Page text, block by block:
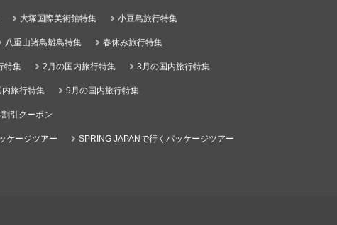
大塚国際美術館特集 小豆島旅行特集
八重山諸島離島特集 春休み旅行特集
特集 2月の国内旅行特集 3月の国内旅行特集
旅行特集 9月の国内旅行特集
引クーポン
ケージツアー SPRING JAPANで行くパッケージツアー